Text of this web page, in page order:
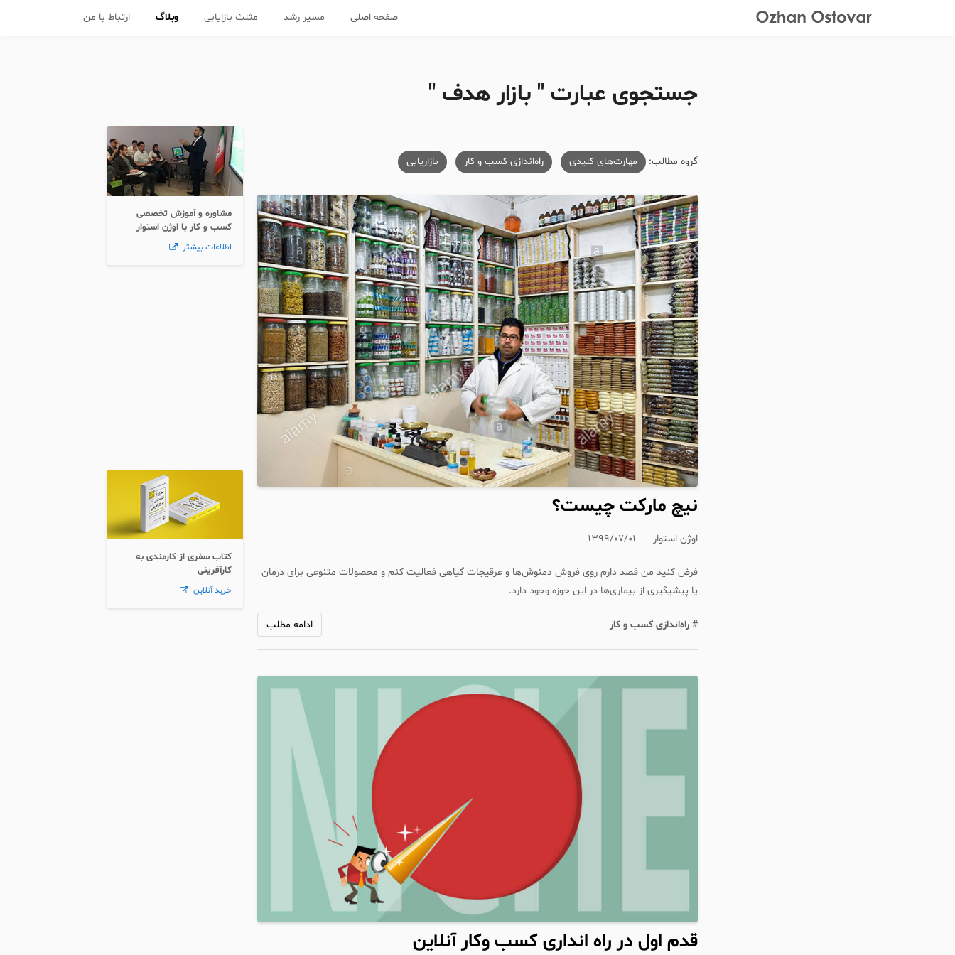
صفحه اصلی مسیر رشد مثلث بازایابی وبلاگ ارتباط با من
جستجوی عبارت " بازار هدف "
گروه مطالب: مهارت‌های کلیدی راه‌اندازی کسب و کار بازاریابی
نیچ مارکت چیست؟
اوژن استوار ۱۳۹۹/۰۷/۰۱
فرض کنید من قصد دارم روی فروش دمنوش‌ها و عرقیجات گیاهی فعالیت کنم و محصولات متنوعی برای درمان
یا پیشیگیری از بیماری‌ها در این حوزه وجود دارد.
# راه‌اندازی کسب و کار ادامه مطلب
قدم اول در راه انداری کسب وکار آنلاین
مشاوره و آموزش تخصصی
کسب و کار با اوژن استوار
اطلاعات بیشتر
کتاب سفری از کارمندی به
کارآفرینی
خرید آنلاین